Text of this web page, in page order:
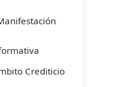
Crediticio